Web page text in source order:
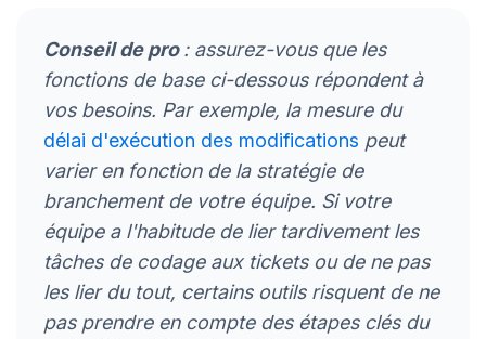
Conseil de pro: assurez-vous que les
fonctions de base ci-dessous répondent à
vos besoins. Par exemple, la mesure du
délai d'exécution des modifications peut
varier en fonction de la stratégie de
branchement de votre équipe. Si votre
équipe a l'habitude de lier tardivement les
tâches de codage aux tickets ou de ne pas
les lier du tout, certains outils risquent de ne
pas prendre en compte des étapes clés du